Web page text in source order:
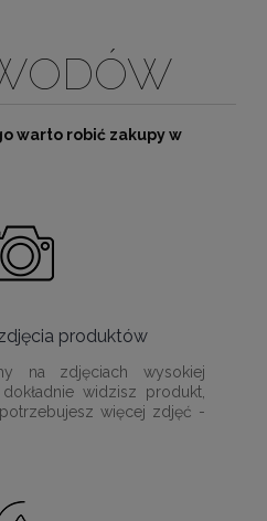
warto robić zakupy w
produktów
na zdjęciach wysokiej
widzisz produkt,
więcej zdjęć -